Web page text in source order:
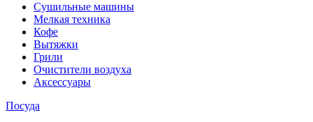
Сушильные машины
Мелкая техника
Кофе
Вытяжки
Грили
Очистители воздуха
Аксессуары
Посуда